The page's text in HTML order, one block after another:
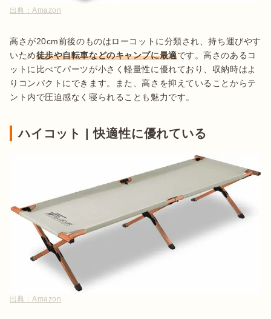
出典：Amazon
高さが20cm前後のものはローコットに分類され、持ち運びやす
いため徒歩や自転車などのキャンプに最適です。高さのあるコ
ットに比べてパーツが小さく軽量性に優れており、収納時はよ
りコンパクトにできます。また、高さを抑えていることからテ
ント内で圧迫感なく寝られることも魅力です。
ハイコット | 快適性に優れている
出典：Amazon